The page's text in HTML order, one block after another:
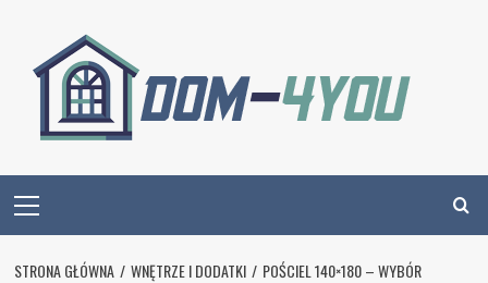
content
Menu
STRONA GŁÓWNA WNĘTRZE I DODATKI
POŚCIEL 140×180 – WYBÓR